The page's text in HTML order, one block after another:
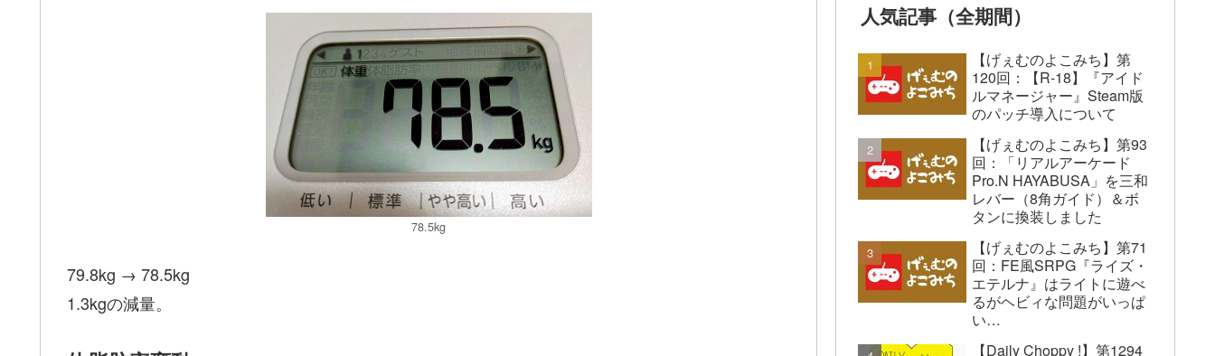
78.5kg
79.8kg → 78.5kg
1.3kgの減量。
人気記事（全期間）
【げぇむのよこみち】第
120回：【R-18】『アイド
ルマネージャー』Steam版
のパッチ導入について
【げぇむのよこみち】第93
回：「リアルアーケード
Pro.N HAYABUSA」を三和
レバー（8角ガイド）＆ボ
タンに換装しました
【げぇむのよこみち】第71
回：FE風SRPG『ライズ・
エテルナ』はライトに遊べ
るがヘビィな問題がいっぱ
い…
【Daily Choppy !】第1294